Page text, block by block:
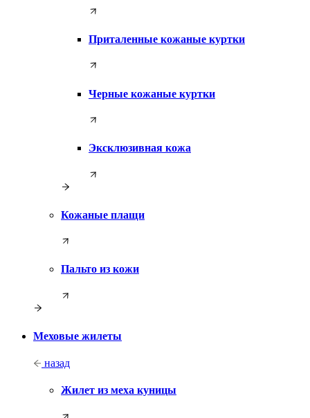
Приталенные кожаные куртки
Черные кожаные куртки
Эксклюзивная кожа
Кожаные плащи
Пальто из кожи
Меховые жилеты
назад
Жилет из меха куницы